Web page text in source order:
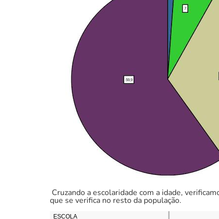
Cruzando a escolaridade com a idade,
que se verifica no resto da população.
ESCOLA